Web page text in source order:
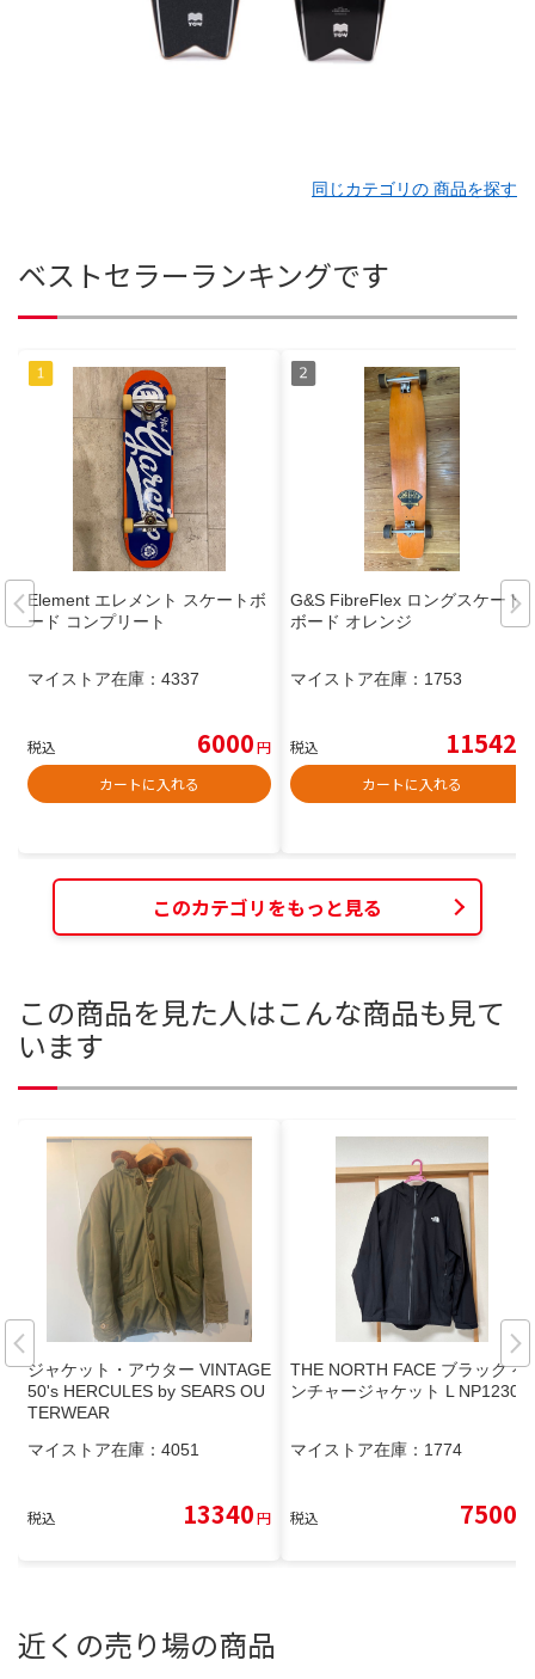
同じカテゴリの 商品を探す
ベストセラーランキングです
Element エレメント スケートボ
ード コンプリート
マイストア在庫： 4337
税込 6000円
カートに入れる
G&S FibreFlex ロングスケート
ボード オレンジ
マイストア在庫： 1753
税込 11542
カートに入れる
このカテゴリをもっと見る
この商品を見た人はこんな商品も見て
います
ジャケット・アウター VINTAGE
50's HERCULES by SEARS OU
TERWEAR
マイストア在庫： 4051
税込 13340円
THE NORTH FACE ブラック ベ
ンチャージャケット L NP12306
マイストア在庫： 1774
税込 7500
近くの売り場の商品